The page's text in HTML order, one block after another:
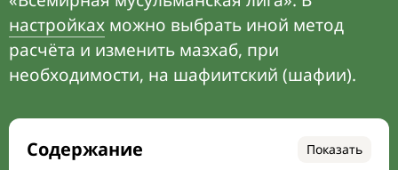
настройках можно выбрать иной метод
расчёта и изменить мазхаб, при
необходимости, на шафиитский (шафии).
Содержание Показать